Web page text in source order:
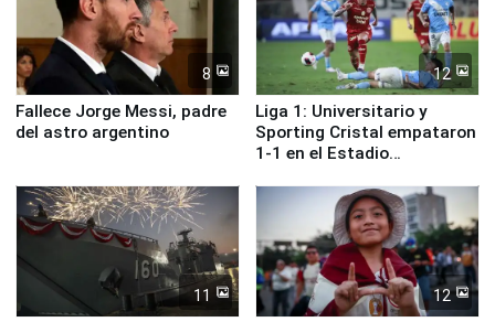
8
Fallece Jorge Messi, padre
del astro argentino
12
Liga 1: Universitario y
Sporting Cristal empataron
1-1 en el Estadio
11 12